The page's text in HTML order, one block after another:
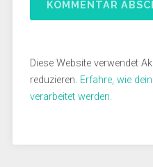
Diese Website verwendet
reduzieren. Erfahre, wie
verarbeitet werden.